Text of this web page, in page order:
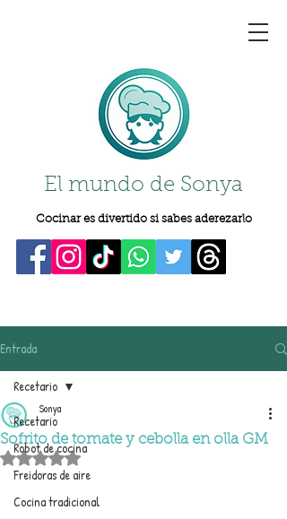
El mundo de Sonya
Cocinar es divertido si sabes aderezarlo
Entrada
Recetario
Robot de cocina
Freidoras de aire
Cocina tradicional
Recetario
Sofrito de tomate y cebolla en olla GM
Sonya
Obtuvo NaN de 5 estrellas.